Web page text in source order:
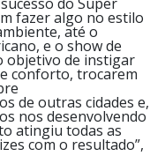
do Super
fazer algo no estilo
até o
e o show de
objetivo de instigar
conforto, trocarem
de outras cidades e,
nos desenvolvendo
atingiu todas as
com o resultado”,